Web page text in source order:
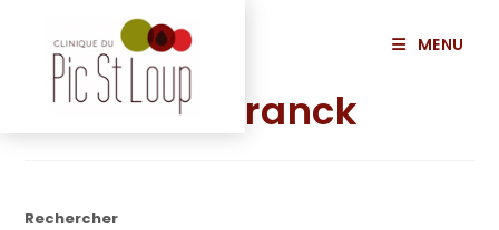
MENU
GOÏORANI Franck
Rechercher